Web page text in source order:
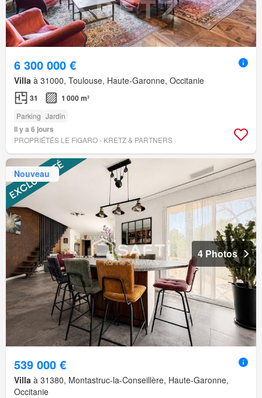
6 300 000 €
Villa à 31000, Toulouse, Haute-Garonne, Occitanie
31 1 000 m²
Parking Jardin
Il y a 6 jours
PROPRIÉTÉS LE FIGARO - KRETZ & PARTNERS
Nouveau
4 Photos
539 000 €
Villa à 31380, Montastruc-la-Conseillère, Haute-Garonne,
Occitanie